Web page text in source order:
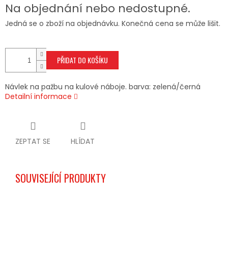
cena:
Na objednání nebo nedostupné.
Jedná se o zboží na objednávku. Konečná cena se může lišit.
PŘIDAT DO KOŠÍKU
Návlek na pažbu na kulové náboje. barva: zelená/černá
Detailní informace
ZEPTAT SE HLÍDAT
SOUVISEJÍCÍ PRODUKTY